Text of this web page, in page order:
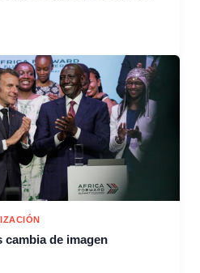
cambia de imagen